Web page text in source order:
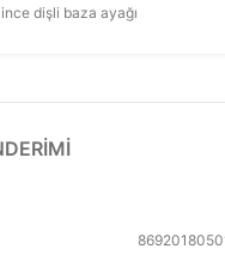
ince dişli baza ayağı